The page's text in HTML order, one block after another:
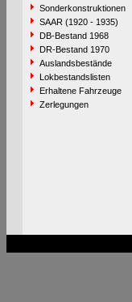
Sonderkonstruktionen
SAAR (1920 - 1935)
DB-Bestand 1968
DR-Bestand 1970
Auslandsbestände
Lokbestandslisten
Erhaltene Fahrzeuge
Zerlegungen